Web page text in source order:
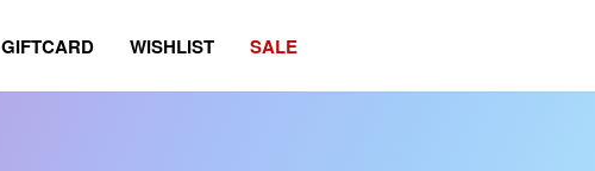
GIFTCARD WISHLIST SALE